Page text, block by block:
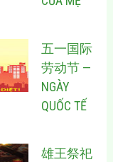
五一国际
劳动节 —
NGÀY
QUỐC TẾ
雄王祭祀